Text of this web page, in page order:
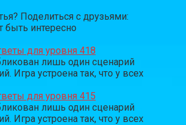
Поделиться с друзьями:
интересно
для уровня 418
лишь один сценарий
Игра устроена так, что у всех
для уровня 415
лишь один сценарий
Игра устроена так, что у всех